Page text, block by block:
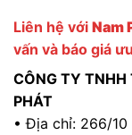
Liên hệ với Nam
vấn và báo giá
CÔNG TY TNHH
PHÁT
• Địa chỉ: 266/10